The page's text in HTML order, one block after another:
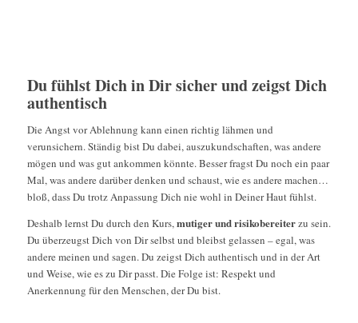
Du fühlst Dich in Dir sicher und zeigst Dich
authentisch
Die Angst vor Ablehnung kann einen richtig lähmen und
verunsichern. Ständig bist Du dabei, auszukundschaften, was andere
mögen und was gut ankommen könnte. Besser fragst Du noch ein paar
Mal, was andere darüber denken und schaust, wie es andere machen…
bloß, dass Du trotz Anpassung Dich nie wohl in Deiner Haut fühlst.
Deshalb lernst Du durch den Kurs, mutiger und risikobereiterzu sein.
Du überzeugst Dich von Dir selbst und bleibst gelassen – egal, was
andere meinen und sagen. Du zeigst Dich authentisch und in der Art
und Weise, wie es zu Dir passt. Die Folge ist: Respekt und
Anerkennung für den Menschen, der Du bist.